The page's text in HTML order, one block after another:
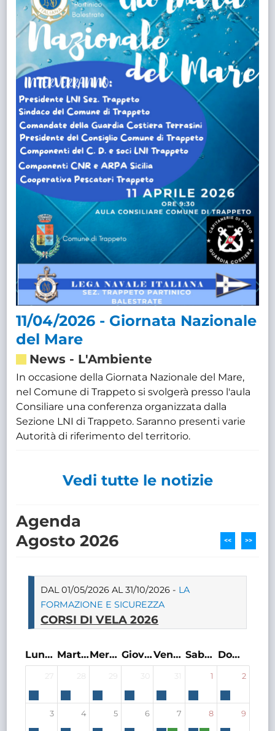
11/04/2026 - Giornata Nazionale
del Mare
News - L'Ambiente
In occasione della Giornata Nazionale del Mare,
nel Comune di Trappeto si svolgerà presso l'aula
Consiliare una conferenza organizzata dalla
Sezione LNI di Trappeto. Saranno presenti varie
Autorità di riferimento del territorio.
Vedi tutte le notizie
Agenda
Agosto 2026
>>
<<
DAL 01/05/2026 AL 31/10/2026 - LA
FORMAZIONE E SICUREZZA
CORSI DI VELA 2026
Lunedì Martedì Mercoledì Giovedì Venerdì Sabato Domenica
27 28 29 30 31 1 2
3 4 5 6 7 8 9